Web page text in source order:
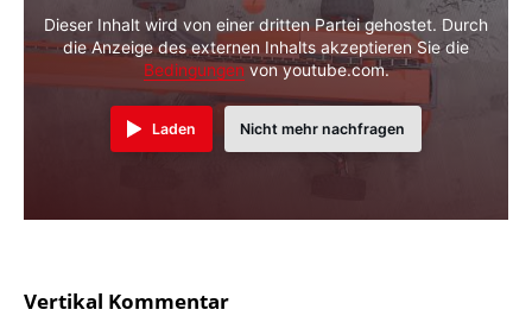
Dieser Inhalt wird von einer dritten Partei gehostet. Durch
die Anzeige des externen Inhalts akzeptieren Sie die
Bedingungenvon youtube.com.
Laden Nicht mehr nachfragen
Vertikal Kommentar